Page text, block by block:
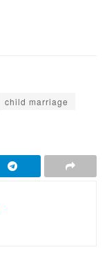
child marriage